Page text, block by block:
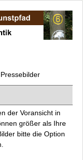
Pressebilder
der Voransicht in
größer als Ihre
bitte die Option